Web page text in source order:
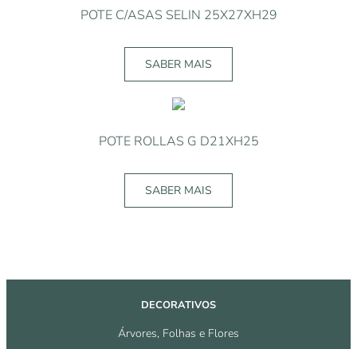
POTE C/ASAS SELIN 25X27XH29
SABER MAIS
POTE ROLLAS G D21XH25
SABER MAIS
DECORATIVOS
Árvores, Folhas e Flores